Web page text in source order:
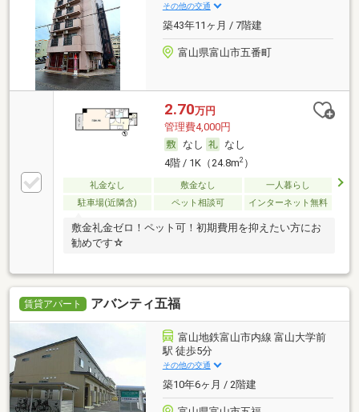
その他の交通
築43年11ヶ月 / 7階建
富山県富山市五番町
2.70万円
管理費4,000円
なし
なし
4階 / 1K（24.8m2）
礼金なし 敷金なし
一人暮らし
駐車場(近隣含)
ペット相談可 インターネット無料
敷金礼金ゼロ！ペット可！初期費用を抑えたい方にお
勧めです☆
賃貸アパート アバンティ五福
富山地鉄富山市内線 富山大学前
駅 徒歩5分
その他の交通
築10年6ヶ月 / 2階建